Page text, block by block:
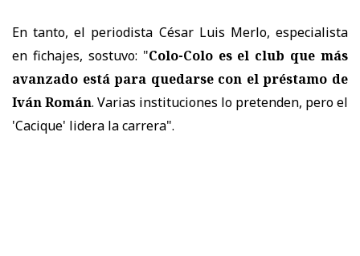
En tanto, el periodista César Luis Merlo, especialista
en fichajes, sostuvo: "Colo-Colo es el club que más
avanzado está para quedarse con el préstamo de
Iván Román. Varias instituciones lo pretenden, pero el
'Cacique' lidera la carrera".